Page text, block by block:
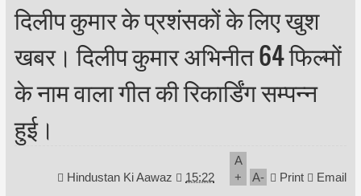
दिलीप कुमार के प्रशंसकों के लिए खुश
खबर। दिलीप कुमार अभिनीत 64 फिल्मों
के नाम वाला गीत की रिकार्डिंग सम्पन्न
हुई।
Hindustan Ki Aawaz 15:22
A
+
A- Print Email